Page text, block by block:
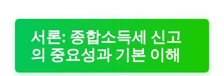
서론: 종합소득세 신고
의 중요성과 기본 이해